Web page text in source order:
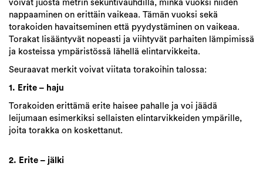
voivat juosta metrin sekuntivauhdilla, minkä vuoksi niiden
nappaaminen on erittäin vaikeaa. Tämän vuoksi sekä
torakoiden havaitseminen että pyydystäminen on vaikeaa.
Torakat lisääntyvät nopeasti ja viihtyvät parhaiten lämpimissä
ja kosteissa ympäristössä lähellä elintarvikkeita.
Seuraavat merkit voivat viitata torakoihin talossa:
1. Erite – haju
Torakoiden erittämä erite haisee pahalle ja voi jäädä
leijumaan esimerkiksi sellaisten elintarvikkeiden ympärille,
joita torakka on koskettanut.
2. Erite – jälki